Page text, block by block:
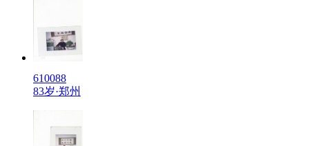
610088
83岁·郑州